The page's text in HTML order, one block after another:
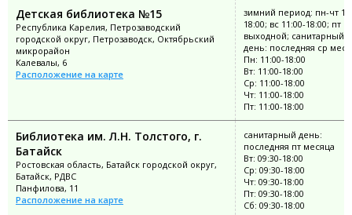
Детская библиотека №15
Республика Карелия, Петрозаводский
городской округ, Петрозаводск, Октябрьский
микрорайон
Калевалы, 6
Расположение на карте
зимний период: пн-чт
18:00; вс 11:00-18:00; пт
выходной; санитарный
день: последняя ср
Пн: 11:00-18:00
Вт: 11:00-18:00
Ср: 11:00-18:00
Чт: 11:00-18:00
Пт: 11:00-18:00
Библиотека им. Л.Н. Толстого, г.
Батайск
Ростовская область, Батайск городской округ,
Батайск, РДВС
Панфилова, 11
Расположение на карте
санитарный день:
последняя пт месяца
Вт: 09:30-18:00
Ср: 09:30-18:00
Чт: 09:30-18:00
Пт: 09:30-18:00
Сб: 09:30-18:00